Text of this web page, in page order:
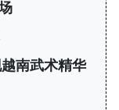
南武术精华